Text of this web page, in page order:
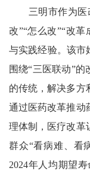
三明市作为医改
改”“怎么改”“改
与实践经验。该市
围绕“三医联动”的
的传统，解决多方
通过医药改革推动
理体制，医疗改革
群众“看病难、看
2024年人均期望